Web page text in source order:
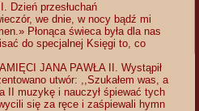
Dzień przesłuchań
we dnie, w nocy bądź mi
Płonąca świeca była dla nas
do specjalnej Księgi to, co
JANA PAWŁA II. Wystąpił
utwór: ,,Szukałem was, a
II muzykę i nauczył śpiewać tych
się za ręce i zaśpiewali hymn